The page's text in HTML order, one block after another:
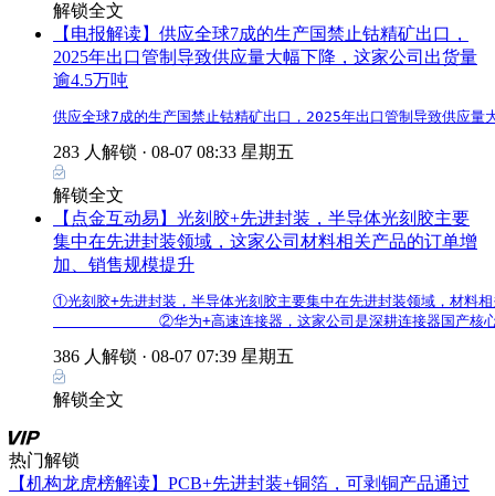
解锁全文
【电报解读】供应全球7成的生产国禁止钴精矿出口，
2025年出口管制导致供应量大幅下降，这家公司出货量
逾4.5万吨
供应全球7成的生产国禁止钴精矿出口，2025年出口管制导致供应
283 人解锁 · 08-07 08:33 星期五
解锁全文
【点金互动易】光刻胶+先进封装，半导体光刻胶主要
集中在先进封装领域，这家公司材料相关产品的订单增
加、销售规模提升
①光刻胶+先进封装，半导体光刻胶主要集中在先进封装领域，材料
②华为+高速连接器，这家公司是深耕连接器国产核
386 人解锁 · 08-07 07:39 星期五
解锁全文
热门解锁
【机构龙虎榜解读】PCB+先进封装+铜箔，可剥铜产品通过